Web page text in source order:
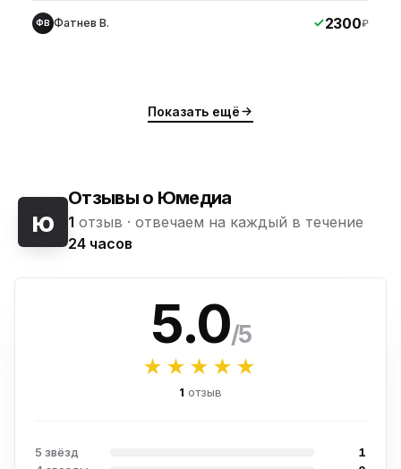
ФВ Фатнев В. 2300₽
Показать ещё
ю
Отзывы о Юмедиа
1 отзыв · отвечаем на каждый в течение
24 часов
5.0/5
★★★★★
1 отзыв
5 звёзд
1